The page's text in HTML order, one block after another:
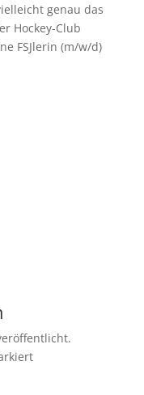
genau das
Hockey-Club
FSJlerin (m/w/d)